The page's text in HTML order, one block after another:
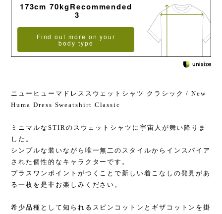
173cm 70kgRecommended
3
Find out more on your
body type
ニューヒューマドレススウェットシャツ クラシック / New
Huma Dress Sweatshirt Classic
ミニマルなSTIRのスウェットシャツに宇宙人が舞い降りま
した。
シンプルな装いながら唯一無二のスタイルからインスパイア
された個性的なキャラクターです。
プラスワンポイントがつくことで新しい着こなしの発見があ
る一枚を是非お楽しみください。
希少品種として知られるスビンコットンとギザコットンを掛